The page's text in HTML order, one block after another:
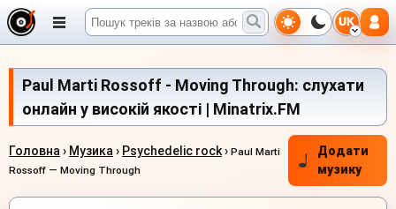
UK
Paul Marti Rossoff - Moving Through: слухати
онлайн у високій якості | Minatrix.FM
Головна › Музика › Psychedelic rock› Paul Marti
Rossoff — Moving Through
Додати
музику